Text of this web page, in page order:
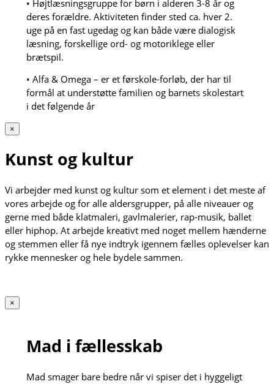
• Højtlæsningsgruppe for børn i alderen 3-8 år og
deres forældre. Aktiviteten finder sted ca. hver 2.
uge på en fast ugedag og kan både være dialogisk
læsning, forskellige ord- og motoriklege eller
brætspil.
• Alfa & Omega – er et førskole-forløb, der har til
formål at understøtte familien og barnets skolestart
i det følgende år
×
Kunst og kultur
Vi arbejder med kunst og kultur som et element i det meste af
vores arbejde og for alle aldersgrupper, på alle niveauer og
gerne med både klatmaleri, gavlmalerier, rap-musik, ballet
eller hiphop. At arbejde kreativt med noget mellem hænderne
og stemmen eller få nye indtryk igennem fælles oplevelser kan
rykke mennesker og hele bydele sammen.
×
Mad i fællesskab
Mad smager bare bedre når vi spiser det i hyggeligt